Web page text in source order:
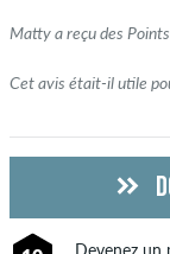
Matty a reçu des
Cet avis était-il utile